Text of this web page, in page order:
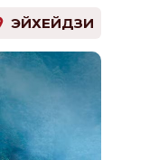
ЭЙХЕЙДЗИ